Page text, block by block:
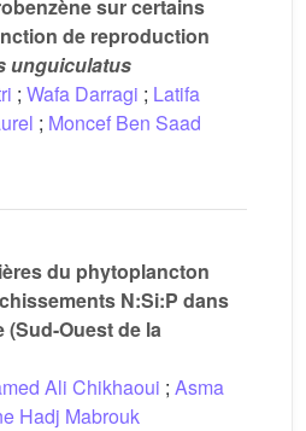
sur certains
de reproduction
unguiculatus
; Wafa Darragi ; Latifa
; Moncef Ben Saad
du phytoplancton
N:Si:P dans
(Sud-Ouest de la
Ali Chikhaoui ; Asma
Hadj Mabrouk